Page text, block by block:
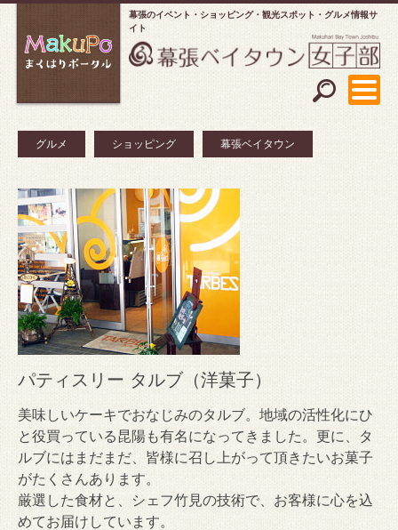
幕張のイベント・ショッピング
観光スポット・グルメ情報サ
イト
グルメ ショッピング 幕張ベイタウン
パティスリー タルブ（洋菓子）
美味しいケーキでおなじみのタルブ。地域の活性化にひ
と役買っている昆陽も有名になってきました。更に、タ
ルブにはまだまだ、皆様に召し上がって頂きたいお菓子
がたくさんあります。
厳選した食材と、シェフ竹見の技術で、お客様に心を込
めてお届けしています。